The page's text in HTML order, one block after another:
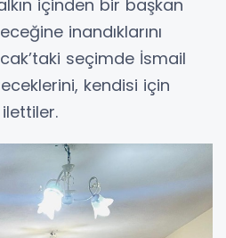
içinden bir başkan
inandıklarını
seçimde İsmail
kendisi için